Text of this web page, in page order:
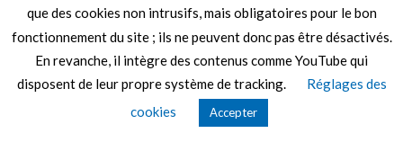
que des cookies non intrusifs, mais obligatoires pour le bon
fonctionnement du site ; ils ne peuvent donc pas être désactivés.
En revanche, il intègre des contenus comme YouTube qui
disposent de leur propre système de tracking.
Réglages des
cookies
Accepter